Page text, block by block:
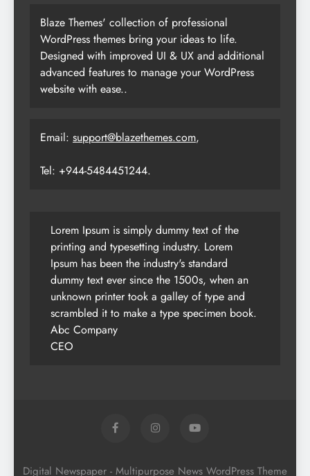
Blaze Themes' collection of professional
WordPress themes bring your ideas to life.
Designed with improved UI & UX and additional
advanced features to manage your WordPress
website with ease..
Email: support@blazethemes.com,
Tel: +944-5484451244.
Lorem Ipsum is simply dummy text of the
printing and typesetting industry. Lorem
Ipsum has been the industry's standard
dummy text ever since the 1500s, when an
unknown printer took a galley of type and
scrambled it to make a type specimen book.
Abc Company
CEO
Digital Newspaper - Multipurpose News WordPress Theme